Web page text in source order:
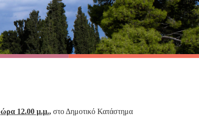
ώρα 12.00 μ.μ.,στο Δημοτικό Κατάστημα